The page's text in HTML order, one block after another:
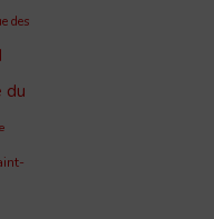
des
du